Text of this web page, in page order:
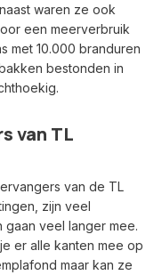
waren ze ook
een meerverbruik
met 10.000 branduren
bestonden in
van TL
van de TL
zijn veel
veel langer mee.
er alle kanten mee op
maar kan ze